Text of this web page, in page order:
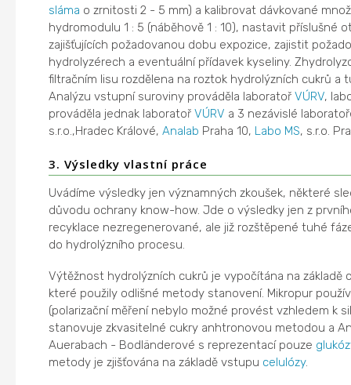
sláma o zrnitosti 2 - 5 mm) a kalibrovat dávkované
hydromodulu 1 : 5 (náběhově 1 : 10), nastavit příslušné
zajišťujících požadovanou dobu expozice, zajistit
hydrolyzérech a eventuální přídavek kyseliny.
filtračním lisu rozdělena na roztok hydrolýzních cukrů a
Analýzu vstupní suroviny prováděla laboratoř VÚRV,
prováděla jednak laboratoř VÚRV a 3 nezávislé
s.r.o.,Hradec Králové, Analab Praha 10, Labo MS, s.r.o.
3. Výsledky vlastní práce
Uvádíme výsledky jen významných zkoušek, některé
důvodu ochrany know-how. Jde o výsledky jen z
recyklace nezregenerované, ale již rozštěpené tuhé
do hydrolýzního procesu.
Výtěžnost hydrolýzních cukrů je vypočítána na základě
které použily odlišné metody stanovení. Mikropur
(polarizační měření nebylo možné provést vzhledem k
stanovuje zkvasitelné cukry anhtronovou metodou a
Auerabach - Bodländerové s reprezentací pouze
metody je zjišťována na základě vstupu celulózy.